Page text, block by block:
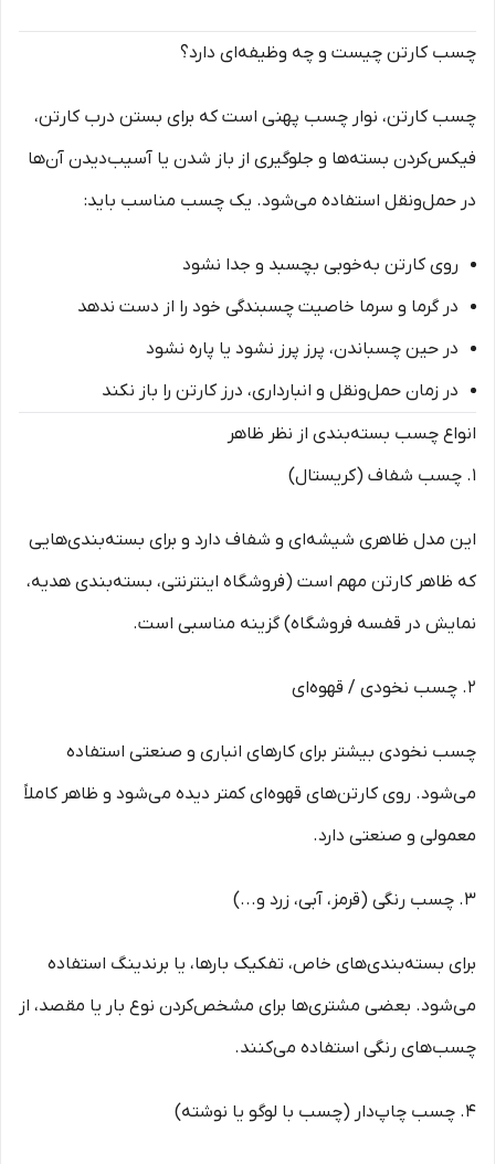
چسب کارتن چیست و چه وظیفه‌ای دارد؟
چسب کارتن، نوار چسب پهنی است که برای بستن درب کارتن،
فیکس‌کردن بسته‌ها و جلوگیری از باز شدن یا آسیب‌دیدن آن‌ها
در حمل‌ونقل استفاده می‌شود. یک چسب مناسب باید:
روی کارتن به‌خوبی بچسبد و جدا نشود
در گرما و سرما خاصیت چسبندگی خود را از دست ندهد
در حین چسباندن، پرز پرز نشود یا پاره نشود
در زمان حمل‌ونقل و انبارداری، درز کارتن را باز نکند
انواع چسب بسته‌بندی از نظر ظاهر
۱. چسب شفاف (کریستال)
این مدل ظاهری شیشه‌ای و شفاف دارد و برای بسته‌بندی‌هایی
که ظاهر کارتن مهم است (فروشگاه اینترنتی، بسته‌بندی هدیه،
نمایش در قفسه فروشگاه) گزینه مناسبی است.
۲. چسب نخودی / قهوه‌ای
چسب نخودی بیشتر برای کارهای انباری و صنعتی استفاده
می‌شود. روی کارتن‌های قهوه‌ای کمتر دیده می‌شود و ظاهر کاملاً
معمولی و صنعتی دارد.
۳. چسب رنگی (قرمز، آبی، زرد و...)
برای بسته‌بندی‌های خاص، تفکیک بارها، یا برندینگ استفاده
می‌شود. بعضی مشتری‌ها برای مشخص‌کردن نوع بار یا مقصد، از
چسب‌های رنگی استفاده می‌کنند.
۴. چسب چاپ‌دار (چسب با لوگو یا نوشته)